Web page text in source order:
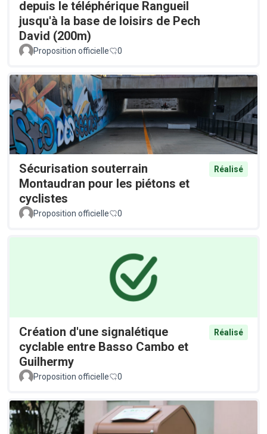
depuis le téléphérique Rangueil
jusqu'à la base de loisirs de Pech
David (200m)
Proposition officielle 0
Sécurisation souterrain
Montaudran pour les piétons et
cyclistes
Réalisé
Proposition officielle 0
Création d'une signalétique
cyclable entre Basso Cambo et
Guilhermy
Réalisé
Proposition officielle 0